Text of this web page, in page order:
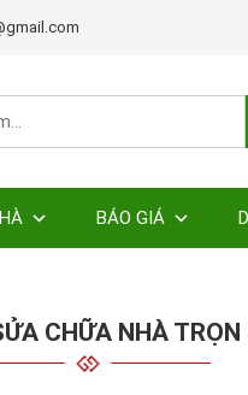
BÁO GIÁ
CHỮA NHÀ TRỌN